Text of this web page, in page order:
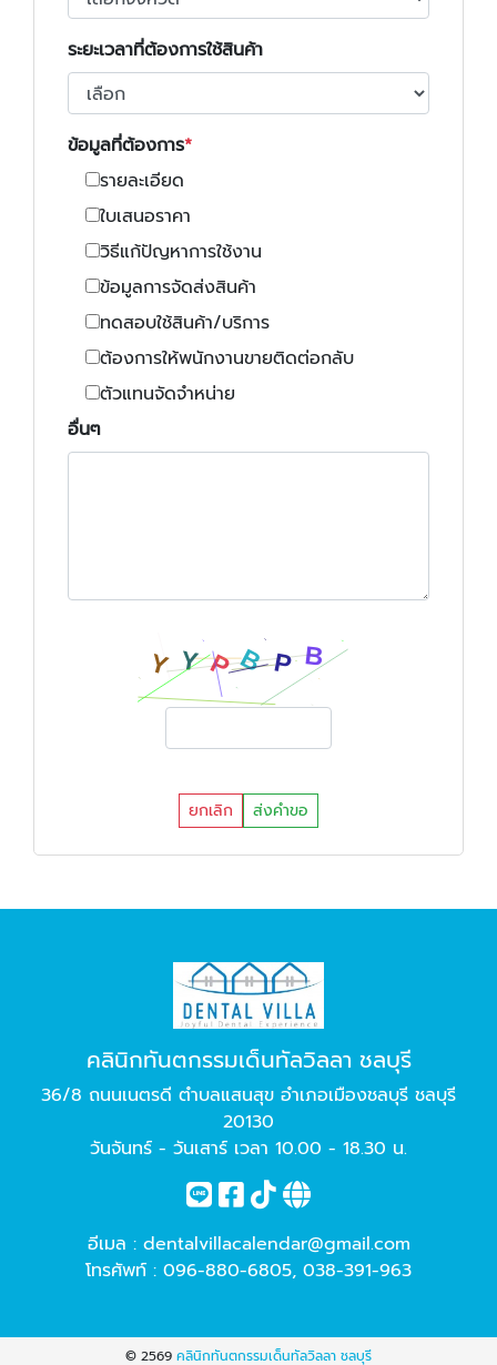
ระยะเวลาที่ต้องการใช้สินค้า
ข้อมูลที่ต้องการ
รายละเอียด
ใบเสนอราคา
วิธีแก้ปัญหาการใช้งาน
ข้อมูลการจัดส่งสินค้า
ทดสอบใช้สินค้า/บริการ
ต้องการให้พนักงานขายติดต่อกลับ
ตัวแทนจัดจำหน่าย
อื่นๆ
ยกเลิก ส่งคำขอ
คลินิกทันตกรรมเด็นทัลวิลลา ชลบุรี
36/8 ถนนเนตรดี ตำบลแสนสุข อำเภอเมืองชลบุรี ชลบุรี
20130
วันจันทร์ - วันเสาร์ เวลา 10.00 - 18.30 น.
อีเมล : dentalvillacalendar@gmail.com
โทรศัพท์ : 096-880-6805, 038-391-963
© 2569 คลินิกทันตกรรมเด็นทัลวิลลา ชลบุรี